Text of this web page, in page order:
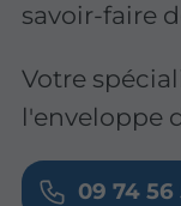
savoir-faire
Votre
l'enveloppe
09 74 56